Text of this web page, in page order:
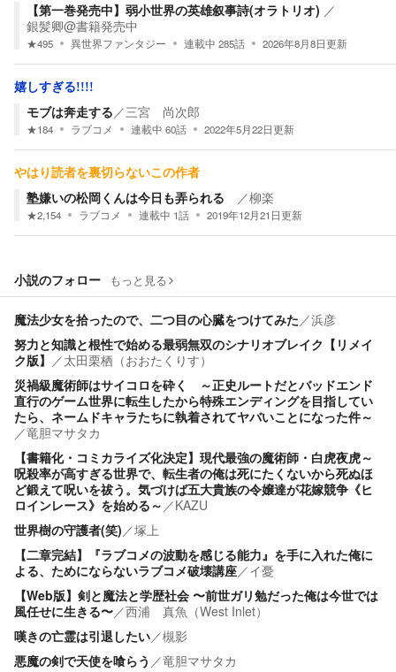
【第一巻発売中】弱小世界の英雄叙事詩(オラトリオ) ／
銀髪卿@書籍発売中
★495 異世界ファンタジー 連載中 285話 2026年8月8日更新
嬉しすぎる!!!!
モブは奔走する／三宮 尚次郎
★184 ラブコメ 連載中 60話 2022年5月22日更新
やはり読者を裏切らないこの作者
塾嫌いの松岡くんは今日も弄られる ／柳楽
★2,154 ラブコメ 連載中 1話 2019年12月21日更新
小説のフォロー もっと見る
魔法少女を拾ったので、二つ目の心臓をつけてみた／浜彦
努力と知識と根性で始める最弱無双のシナリオブレイク【リメイ
ク版】 ／太田栗栖（おおたくりす）
災禍級魔術師はサイコロを砕く ～正史ルートだとバッドエンド
直行のゲーム世界に転生したから特殊エンディングを目指してい
たら、ネームドキャラたちに執着されてヤバいことになった件～
／竜胆マサタカ
【書籍化・コミカライズ化決定】現代最強の魔術師・白虎夜虎～
呪殺率が高すぎる世界で、転生者の俺は死にたくないから死ぬほ
ど鍛えて呪いを祓う。気づけば五大貴族の令嬢達が花嫁競争《ヒ
ロインレース》を始める～ ／KAZU
世界樹の守護者(笑)／塚上
【二章完結】『ラブコメの波動を感じる能力』を手に入れた俺に
よる、ためにならないラブコメ破壊講座／イ憂
【Web版】剣と魔法と学歴社会 〜前世ガリ勉だった俺は今世では
風任せに生きる〜／西浦 真魚（West Inlet）
嘆きの亡霊は引退したい／槻影
悪魔の剣で天使を喰らう ／竜胆マサタカ